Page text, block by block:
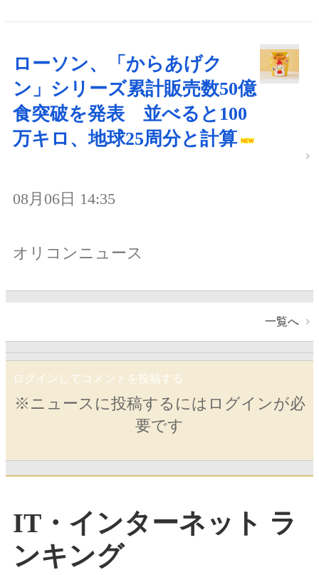
ローソン、「からあげク
ン」シリーズ累計販売数50億
食突破を発表 並べると100
万キロ、地球25周分と計算
08月06日 14:35
オリコンニュース
一覧へ
ログインしてコメントを投稿する
※ニュースに投稿するにはログインが必
要です
IT・インターネット ラ
ンキング